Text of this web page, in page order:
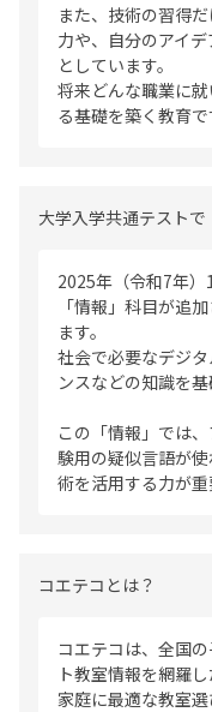
また、技術の習得
力や、自分のアイ
としています。
将来どんな職業に
る基礎を築く教育で
大学入学共通テスト
2025年（令和7年
「情報」科目が追
ます。
社会で必要なデジ
ンスなどの知識を
この「情報」では
験用の疑似言語が
術を活用する力が重
コエテコとは？
コエテコは、全国
ト教室情報を網羅
家庭に最適な教室選